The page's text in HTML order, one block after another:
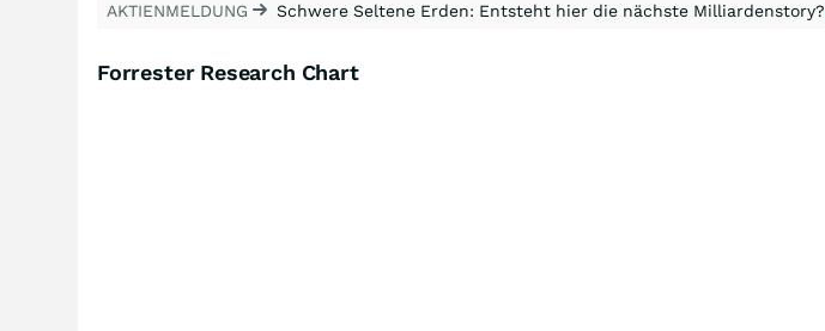
AKTIENMELDUNG Schwere Seltene Erden: Entsteht hier die nächste Milliardenstory?
Forrester Research Chart